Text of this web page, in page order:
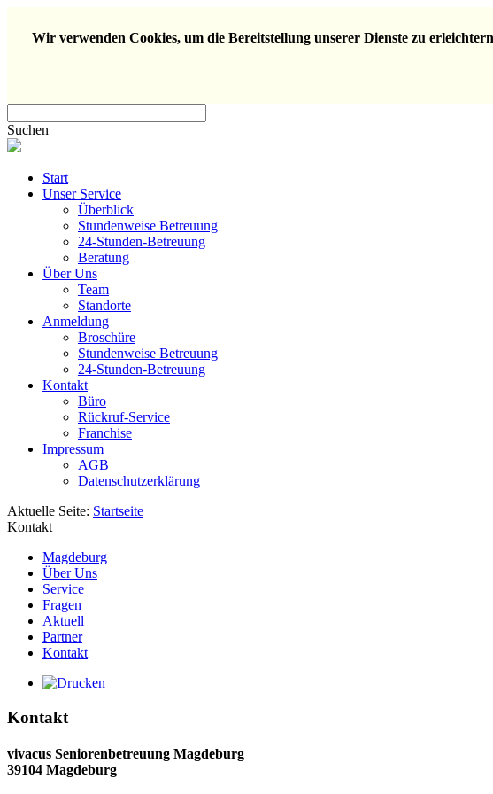
Wir verwenden Cookies, um die Bereitstellung unserer Dienste zu
Suchen
Start
Unser Service
Überblick
Stundenweise Betreuung
24-Stunden-Betreuung
Beratung
Über Uns
Team
Standorte
Anmeldung
Broschüre
Stundenweise Betreuung
24-Stunden-Betreuung
Kontakt
Büro
Rückruf-Service
Franchise
Impressum
AGB
Datenschutzerklärung
Aktuelle Seite: Startseite
Kontakt
Magdeburg
Über Uns
Service
Fragen
Aktuell
Partner
Kontakt
Kontakt
vivacus Seniorenbetreuung Magdeburg
39104 Magdeburg